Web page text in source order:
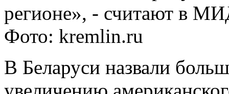
регионе», - считают в
Фото: kremlin.ru
В Беларуси назвали